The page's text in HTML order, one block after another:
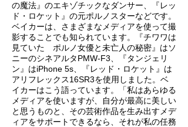
の魔法』のエキゾチックなダンサー、『レッ
ド・ロケット』の元ポルノスターなどです。
ベイカーは、さまざまなメディアを使って撮
影することでも知られています。『チワワは
見ていた ポルノ女優と未亡人の秘密』はソ
ニーのシネアルタPMW-F3、『タンジェリ
ン』はiPhone 5s、『レッド・ロケット』は
アリフレックス16SR3を使用しました。ベ
イカーはこう語っています。「私はあらゆる
メディアを使いますが、自分が最高に美しい
と思うものと、その芸術作品を生み出すメデ
ィアをサポートできるなら、それが私の任務